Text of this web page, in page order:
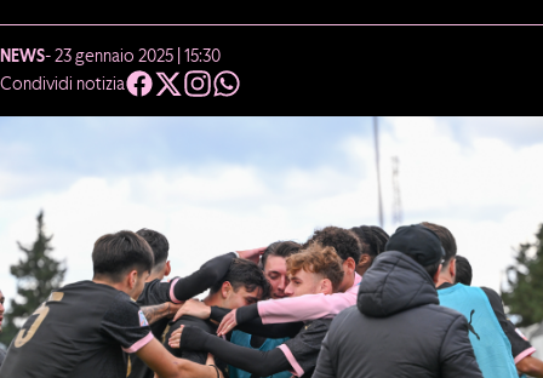
NEWS- 23 gennaio 2025 | 15:30
Condividi notizia